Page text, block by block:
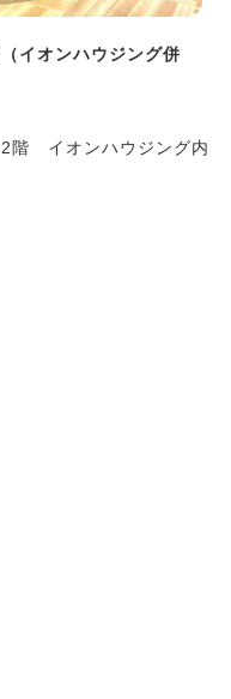
イオンハウジング併
2階 イオンハウジング内